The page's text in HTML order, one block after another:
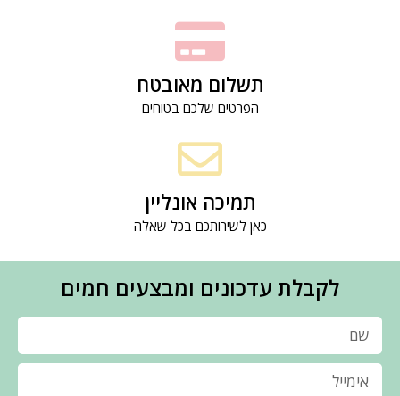
תשלום מאובטח
הפרטים שלכם בטוחים
תמיכה אונליין
כאן לשירותכם בכל שאלה
לקבלת עדכונים ומבצעים חמים